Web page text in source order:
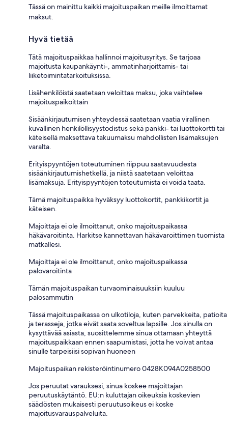
Tässä on mainittu kaikki majoituspaikan meille ilmoittamat
maksut.
Hyvä tietää
Tätä majoituspaikkaa hallinnoi majoitusyritys. Se tarjoaa
majoitusta kaupankäynti-, ammatinharjoittamis- tai
liiketoimintatarkoituksissa.
Lisähenkilöistä saatetaan veloittaa maksu, joka vaihtelee
majoituspaikoittain
Sisäänkirjautumisen yhteydessä saatetaan vaatia virallinen
kuvallinen henkilöllisyystodistus sekä pankki- tai luottokortti tai
käteisellä maksettava takuumaksu mahdollisten lisämaksujen
varalta.
Erityispyyntöjen toteutuminen riippuu saatavuudesta
sisäänkirjautumishetkellä, ja niistä saatetaan veloittaa
lisämaksuja. Erityispyyntöjen toteutumista ei voida taata.
Tämä majoituspaikka hyväksyy luottokortit, pankkikortit ja
käteisen.
Majoittaja ei ole ilmoittanut, onko majoituspaikassa
häkävaroitinta. Harkitse kannettavan häkävaroittimen tuomista
matkallesi.
Majoittaja ei ole ilmoittanut, onko majoituspaikassa
palovaroitinta
Tämän majoituspaikan turvaominaisuuksiin kuuluu
palosammutin
Tässä majoituspaikassa on ulkotiloja, kuten parvekkeita, patioita
ja terasseja, jotka eivät saata soveltua lapsille. Jos sinulla on
kysyttävää asiasta, suosittelemme sinua ottamaan yhteyttä
majoituspaikkaan ennen saapumistasi, jotta he voivat antaa
sinulle tarpeisiisi sopivan huoneen
Majoituspaikan rekisteröintinumero 0428K094A0258500
Jos peruutat varauksesi, sinua koskee majoittajan
peruutuskäytäntö. EU:n kuluttajan oikeuksia koskevien
säädösten mukaisesti peruutusoikeus ei koske
majoitusvarauspalveluita.